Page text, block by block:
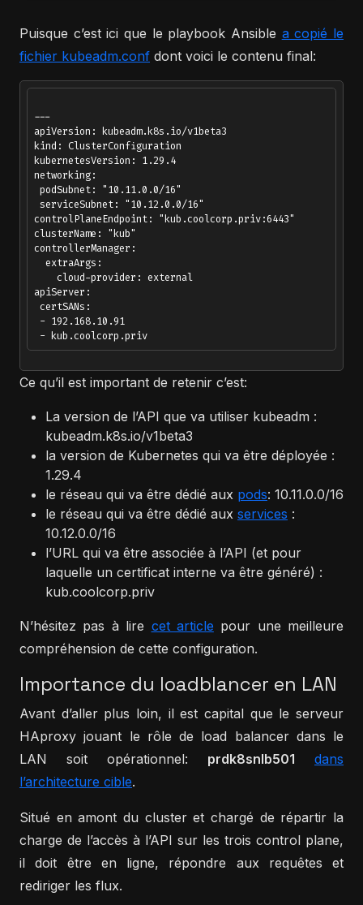
Puisque c’est ici que le playbook Ansible a copié le
fichier kubeadm.conf dont voici le contenu final:
---
apiVersion: kubeadm.k8s.io/v1beta3
kind: ClusterConfiguration
kubernetesVersion: 1.29.4
networking:
podSubnet: "10.11.0.0/16"
serviceSubnet: "10.12.0.0/16"
controlPlaneEndpoint: "kub.coolcorp.priv:6443"
clusterName: "kub"
controllerManager:
  extraArgs:
    cloud-provider: external
apiServer:
certSANs:
- 192.168.10.91
Ce qu’il est important de retenir c’est:
La version de l’API que va utiliser kubeadm :
kubeadm.k8s.io/v1beta3
la version de Kubernetes qui va être déployée :
1.29.4
le réseau qui va être dédié aux pods: 10.11.0.0/16
le réseau qui va être dédié aux services :
10.12.0.0/16
l’URL qui va être associée à l’API (et pour
laquelle un certificat interne va être généré) :
kub.coolcorp.priv
N’hésitez pas à lire cet article pour une meilleure
compréhension de cette configuration.
Importance du loadblancer en LAN
Avant d’aller plus loin, il est capital que le serveur
HAproxy jouant le rôle de load balancer dans le
LAN soit opérationnel: prdk8snlb501
dans
l’architecture cible.
Situé en amont du cluster et chargé de répartir la
charge de l’accès à l’API sur les trois control plane,
il doit être en ligne, répondre aux requêtes et
rediriger les flux.